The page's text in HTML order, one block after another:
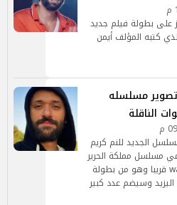
على بطولة فيلم جديد
كتبه المؤلف أيمن
تصوير مسلسله
الناقلة
الجديد للنم كريم
مسلسل مملكة الحرير
والذي سيعرض علي منصة watch it قريبا وهو من بطولة
اليزيد وسيضم عدد كبير